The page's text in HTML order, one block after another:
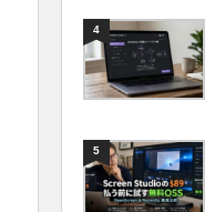
4
5